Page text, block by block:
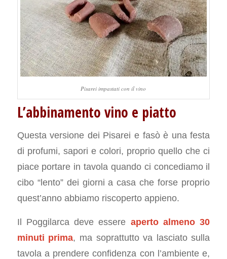
Pisarei impastati con il vino
L’abbinamento vino e piatto
Questa versione dei Pisarei e fasò è una festa
di profumi, sapori e colori, proprio quello che ci
piace portare in tavola quando ci concediamo il
cibo “lento” dei giorni a casa che forse proprio
quest’anno abbiamo riscoperto appieno.
Il Poggilarca deve essere aperto almeno 30
minuti prima, ma soprattutto va lasciato sulla
tavola a prendere confidenza con l’ambiente e,